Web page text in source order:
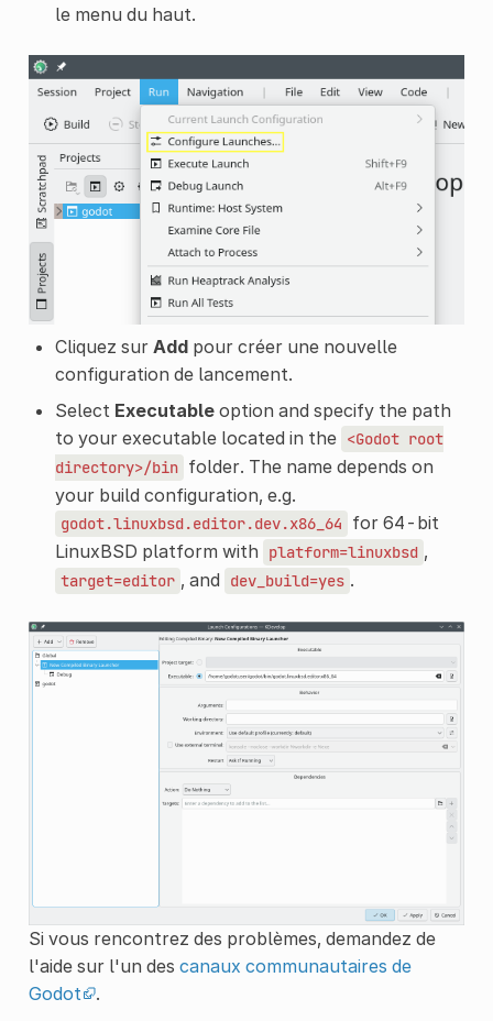
le menu du haut.
Cliquez sur Addpour créer une nouvelle
configuration de lancement.
Select Executableoption and specify the path
to your executable located in the <Godot root
directory>/bin folder. The name depends on
your build configuration, e.g.
godot.linuxbsd.editor.dev.x86_64
for 64-bit
LinuxBSD platform with
platform=linuxbsd ,
target=editor , and dev_build=yes .
Si vous rencontrez des problèmes, demandez de
l'aide sur l'un des canaux communautaires de
Godot
.